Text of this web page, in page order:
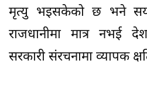
मृत्यु भइसकेको छ भने
राजधानीमा मात्र नभई
सरकारी संरचनामा व्यापक